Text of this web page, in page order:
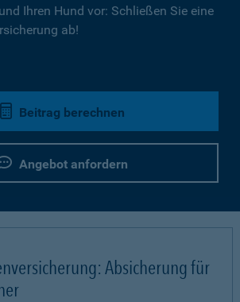
Ihren Hund vor: Schließen Sie eine
ab!
Beitrag berechnen
Angebot anfordern
Absicherung für